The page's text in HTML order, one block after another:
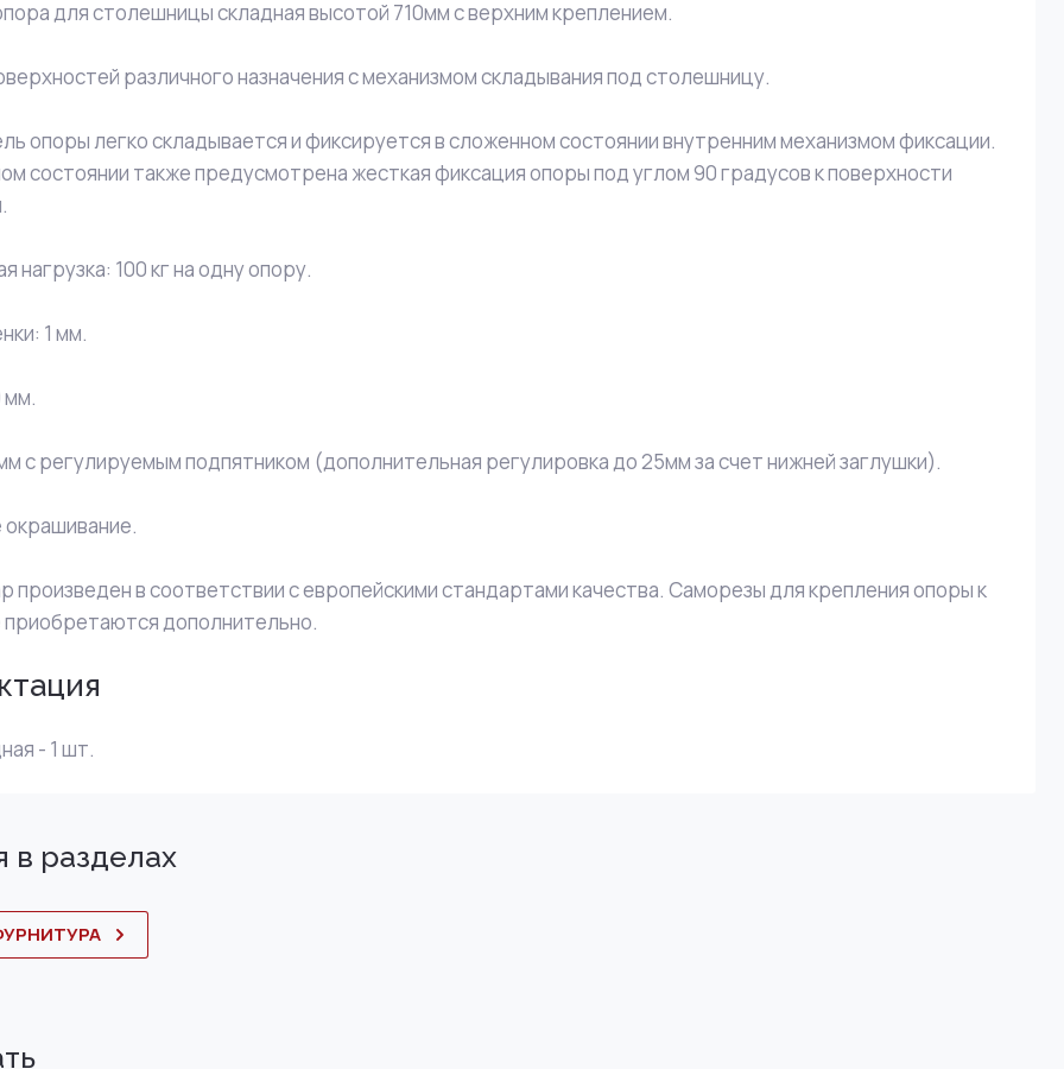
для столешницы складная высотой 710мм с верхним креплением.
различного назначения с механизмом складывания под столешницу.
опоры легко складывается и фиксируется в сложенном состоянии внутренним механизмом фиксации.
состоянии также предусмотрена жесткая фиксация опоры под углом 90 градусов к поверхности
нагрузка: 100 кг на одну опору.
1 мм.
с регулируемым подпятником (дополнительная регулировка до 25мм за счет нижней заглушки).
произведен в соответствии с европейскими стандартами качества. Саморезы для крепления опоры к
дополнительно.
- 1 шт.
в разделах